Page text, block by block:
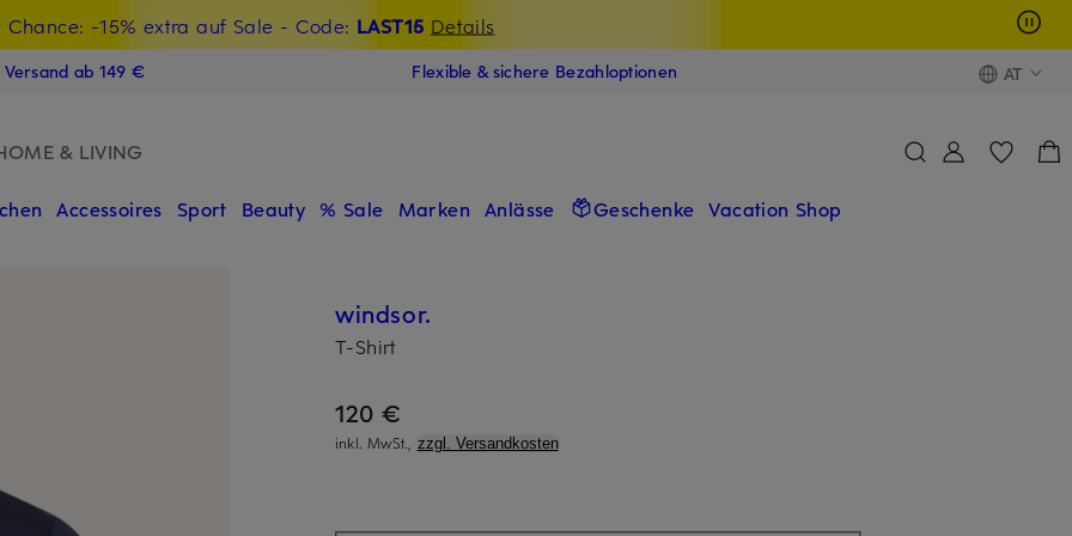
Chance: -15% extra auf Sale - Code: LAST15 Details
Willkommensgutschein mit Beyond sichern
ab 149 € Flexible & sichere Bezahloptionen AT
& LIVING
Accessoires Sport Beauty % Sale Marken Anlässe Geschenke Vacation Shop
windsor.
T-Shirt
120 €
inkl. MwSt., zzgl. Versandkosten